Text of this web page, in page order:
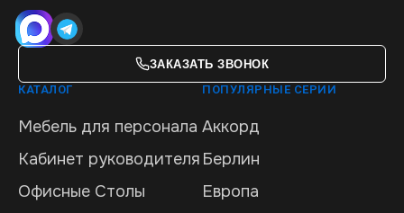
ЗАКАЗАТЬ ЗВОНОК
КАТАЛОГ
Мебель для персонала
Кабинет руководителя
Офисные Столы
ПОПУЛЯРНЫЕ СЕРИИ
Аккорд
Берлин
Европа